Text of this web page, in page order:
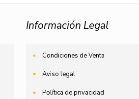
Información Legal
Condiciones de Venta
Aviso legal
Política de privacidad